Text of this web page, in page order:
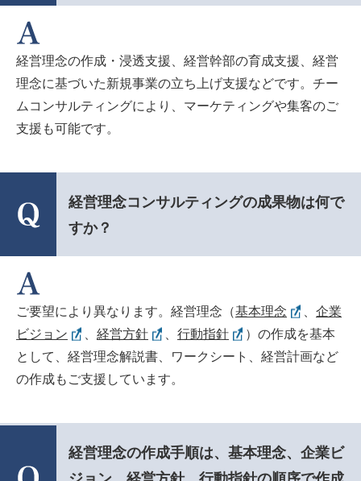
経営理念の作成・浸透支援、経営幹部の育成支援、経営
理念に基づいた新規事業の立ち上げ支援などです。チー
ムコンサルティングにより、マーケティングや集客のご
支援も可能です。
経営理念コンサルティングの成果物は何で
すか？
ご要望により異なります。経営理念（基本理念
企業
ビジョン
経営方針 行動指針
）の作成を基本
として、経営理念解説書、ワークシート、経営計画など
の作成もご支援しています。
経営理念の作成手順は、基本理念、企業ビ